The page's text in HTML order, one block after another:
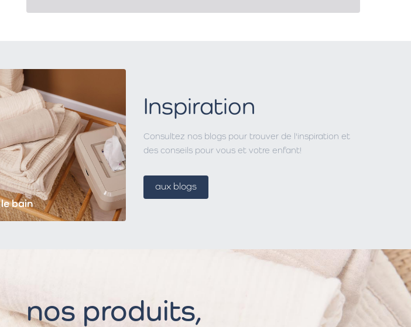
bain
Inspiration
Consultez nos blogs pour trouver de l'inspiration et
des conseils pour vous et votre enfant!
aux blogs
nos produits,